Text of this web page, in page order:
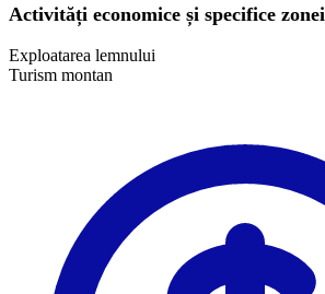
Activități economice și specifice zonei
Exploatarea lemnului
​Turism montan